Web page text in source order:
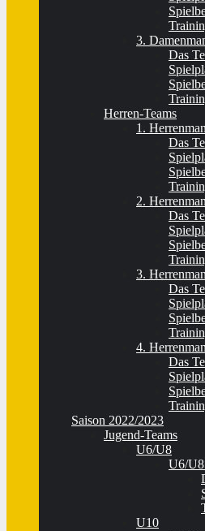
3.
Das
Herren-Teams
1.
Das
2.
Das
3.
Das
4.
Das
Saison 2022/2023
Jugend-Teams
U6/U8
U6/
U10